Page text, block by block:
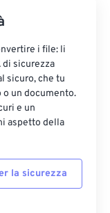
i file: li
sicurezza
sicuro, che tu
un documento.
e un
aspetto della
la sicurezza